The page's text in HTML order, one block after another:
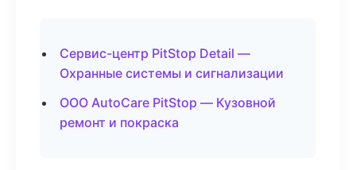
Сервис-центр PitStop Detail —
Охранные системы и сигнализации
ООО AutoCare PitStop — Кузовной
ремонт и покраска